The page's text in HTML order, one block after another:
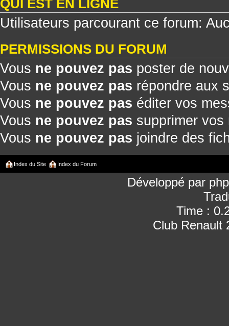
QUI EST EN LIGNE
Utilisateurs parcourant ce forum:
PERMISSIONS DU FORUM
Vous ne pouvez pas poster de
Vous ne pouvez pas répondre aux
Vous ne pouvez pas éditer vos
Vous ne pouvez pas supprimer vos
Vous ne pouvez pas joindre des
Index du Site Index du Forum
Développé par
Time :
Club Renault